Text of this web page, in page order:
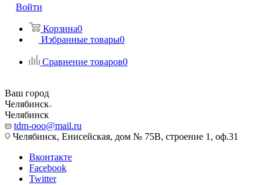
Войти
Корзина0
Избранные товары0
Сравнение товаров0
Ваш город
Челябинск
Челябинск
tdm-ooo@mail.ru
Челябинск, Енисейская, дом № 75В, строение 1, оф.31
Вконтакте
Facebook
Twitter